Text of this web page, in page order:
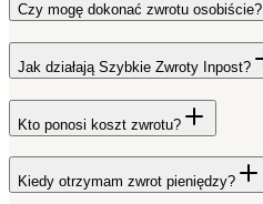
Czy mogę dokonać zwrotu osobiście?
Jak działają Szybkie Zwroty Inpost?
Kto ponosi koszt zwrotu?
Kiedy otrzymam zwrot pieniędzy?